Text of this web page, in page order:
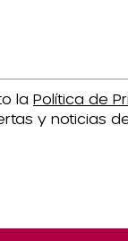
la Política de
y noticias